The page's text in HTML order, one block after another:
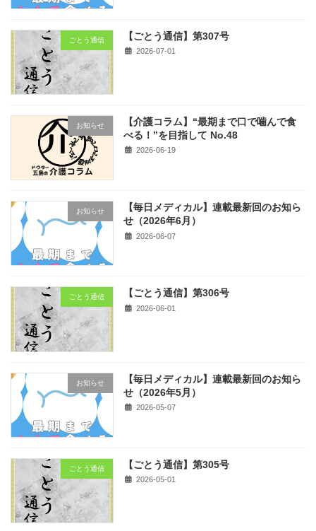
ごとう通信 【ごとう通信】第307号
2026-07-01
お知らせ
【介護コラム】“最期まで口で噛んで食
べる！”を目指して No.48
2026-06-19
お知らせ
【毎日メディカル】連載最新回のお知ら
せ（2026年6月）
2026-06-07
ごとう通信 【ごとう通信】第306号
2026-06-01
お知らせ
【毎日メディカル】連載最新回のお知ら
せ（2026年5月）
2026-05-07
ごとう通信 【ごとう通信】第305号
2026-05-01